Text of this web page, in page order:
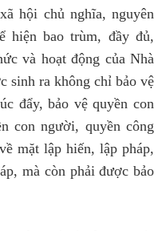
hội chủ nghĩa, nguyên
hiện bao trùm, đầy đủ,
và hoạt động của Nhà
sinh ra không chỉ bảo vệ
đẩy, bảo vệ quyền con
con người, quyền công
mặt lập hiến, lập pháp,
mà còn phải được bảo